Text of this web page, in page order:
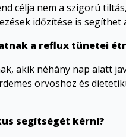
célja nem a szigorú
időzítése is
a reflux tünetei
akik néhány nap alatt
orvoshoz és
segítségét kérni?